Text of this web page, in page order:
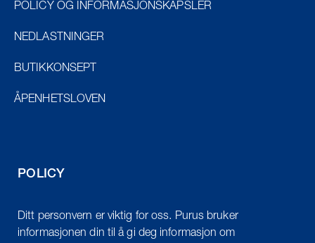
POLICY OG INFORMASJONSKAPSLER
NEDLASTNINGER
BUTIKKONSEPT
ÅPENHETSLOVEN
POLICY
Ditt personvern er viktig for oss. Purus bruker
informasjonen din til å gi deg informasjon om